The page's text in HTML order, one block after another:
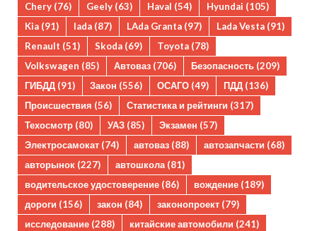
Chery (76) Geely (63) Haval (54) Hyundai (105)
Kia (91) lada (87) LAda Granta (97) Lada Vesta (91)
Renault (51) Skoda (69) Toyota (78)
Volkswagen (85) Автоваз (706) Безопасность (209)
ГИБДД (91) Закон (556) ОСАГО (49) ПДД (136)
Происшествия (56) Статистика и рейтинги (317)
Техосмотр (80) УАЗ (85) Экзамен (57)
Электросамокат (74) автоваз (88) автозапчасти (68)
авторынок (227) автошкола(81)
водительское удостоверение (86) вождение (189)
дороги (156) закон (84) законопроект (79)
исследование (288) китайские автомобили (241)